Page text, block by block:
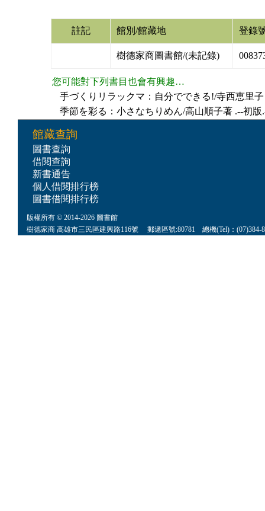
註記 館別/館藏地 登錄
樹德家商圖書館/(未記錄)
您可能對下列書目也會有興趣…
手づくりリラックマ：自分でできる!/寺西恵里
季節を彩る：小さなちりめん/高山順子著 .--初
館藏查詢
圖書查詢
借閱查詢
新書通告
個人借閱排行榜
圖書借閱排行榜
版權所有 © 2014-2026 圖書館
樹德家商 高雄市三民區建興路116號 郵遞區號:80781 總機(Tel)：(07)384-